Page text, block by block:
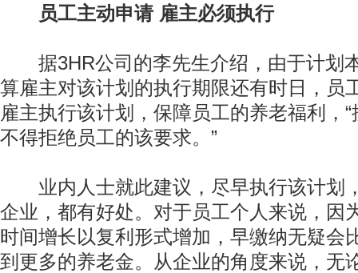
员工主动申请 雇主必须执行
据3HR公司的李先生介绍，由于计划
算雇主对该计划的执行期限还有时日，员
雇主执行该计划，保障员工的养老福利，
不得拒绝员工的该要求。”
业内人士就此建议，尽早执行该计划
企业，都有好处。对于员工个人来说，因
时间增长以复利形式增加，早缴纳无疑会
到更多的养老金。从企业的角度来说，无